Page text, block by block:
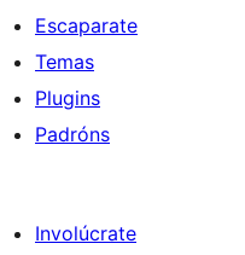
Escaparate
Temas
Plugins
Padróns
Involúcrate